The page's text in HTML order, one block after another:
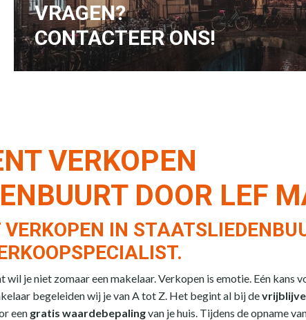
VRAGEN?
CONTACTEER ONS!
VERKOPEN
DOOR LEF
IN
je niet zomaar een makelaar. Verkopen is emotie. Eén kans
begeleiden wij je van A tot Z. Het begint al bij de
een gratis waardebepalingvan je huis. Tijdens de opname